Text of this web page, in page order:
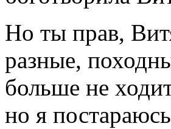
Но ты прав,
разные,
больше не
но я